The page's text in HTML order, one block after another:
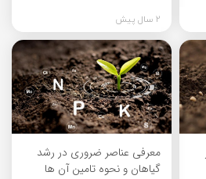
2 سال پیش
معرفی عناصر ضروری در رشد
گیاهان و نحوه تامین آن ها